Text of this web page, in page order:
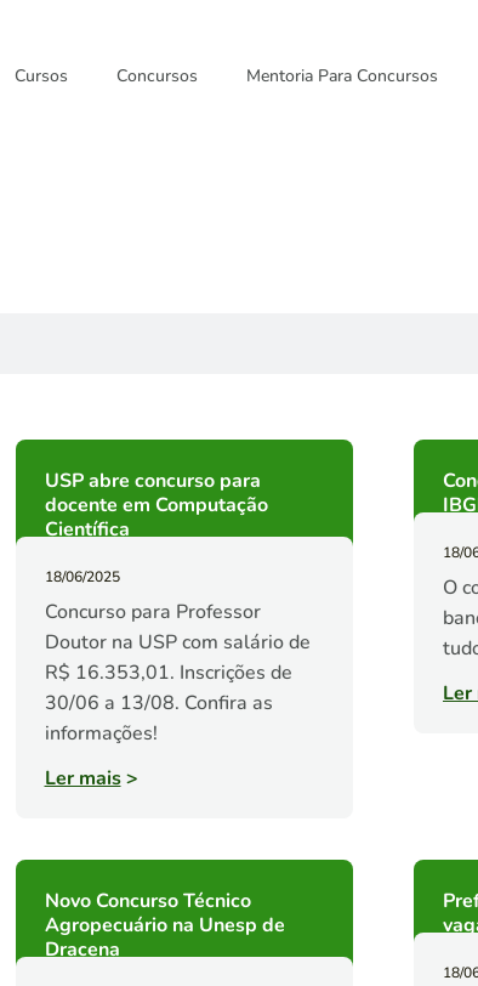
Cursos Concursos Mentoria Para Concursos
USP abre concurso para
docente em Computação
Científica
18/06/2025
Concurso para Professor
Doutor na USP com salário de
R$ 16.353,01. Inscrições de
30/06 a 13/08. Confira as
informações!
Ler mais>
18/
O
Ler
Novo Concurso Técnico
Agropecuário na Unesp de
Dracena
18/